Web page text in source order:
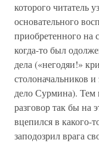
которого читатель
основательного
приобретенного на
когда-то был
дела («негодяи!»
столоначальников
дело Сурмина). Тем
разговор так бы на
вцепился в какого-
заподозрил врага